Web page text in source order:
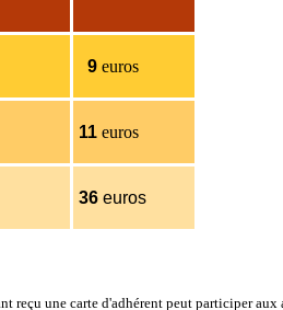
9 euros
11 euros
36 euros
reçu une carte d'adhérent peut participer aux